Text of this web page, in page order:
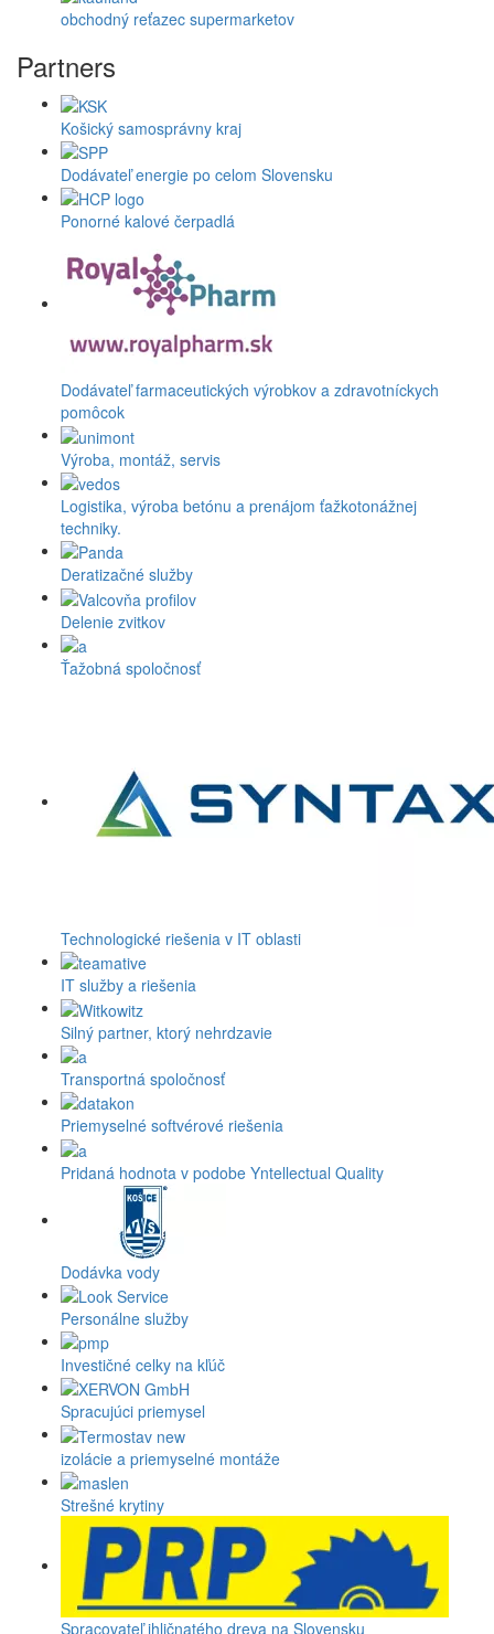
obchodný reťazec supermarketov
Partners
Košický samosprávny kraj
Dodávateľ energie po celom Slovensku
Ponorné kalové čerpadlá
Dodávateľ farmaceutických výrobkov a zdravotníckych
pomôcok
Výroba, montáž, servis
Logistika, výroba betónu a prenájom ťažkotonážnej
techniky.
Deratizačné služby
Delenie zvitkov
Ťažobná spoločnosť
Technologické riešenia v IT oblasti
IT služby a riešenia
Silný partner, ktorý nehrdzavie
Transportná spoločnosť
Priemyselné softvérové riešenia
Pridaná hodnota v podobe Yntellectual Quality
Dodávka vody
Personálne služby
Investičné celky na kľúč
Spracujúci priemysel
izolácie a priemyselné montáže
Strešné krytiny
Spracovateľ ihličnatého dreva na Slovensku